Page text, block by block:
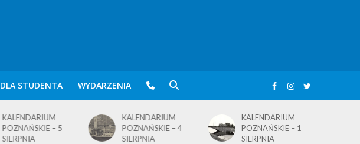
DLA STUDENTA WYDARZENIA
KALENDARIUM
POZNAŃSKIE – 5
SIERPNIA
KALENDARIUM
POZNAŃSKIE – 4
SIERPNIA
KALENDARIUM
POZNAŃSKIE – 1
SIERPNIA